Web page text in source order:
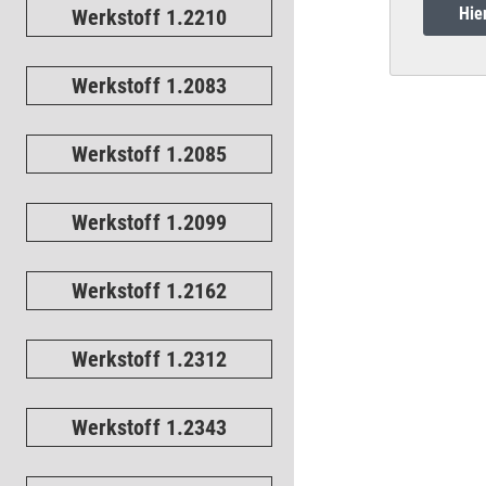
Werkstoff 1.2210
Werkstoff 1.2083
Werkstoff 1.2085
Werkstoff 1.2099
Werkstoff 1.2162
Werkstoff 1.2312
Werkstoff 1.2343